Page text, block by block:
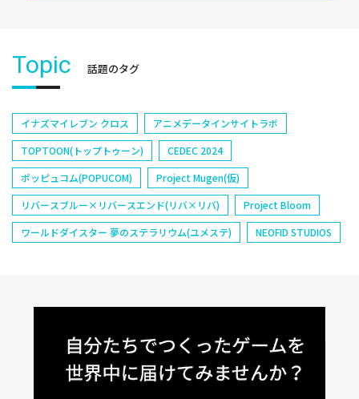
Topic 話題のタグ
イナズマイレブン クロス
アニメデータインサイトラボ
TOPTOON(トップトゥーン)
CEDEC 2024
ポッピュコム(POPUCOM)
Project Mugen(仮)
リバースブルー×リバースエンド(リバ×リバ)
Project Bloom
ワールドダイスター 夢のステラリウム(ユメステ)
NEOFID STUDIOS